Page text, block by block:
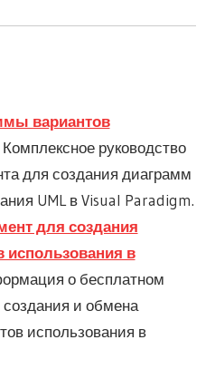
вариантов
Комплексное руководство
для создания диаграмм
UML в Visual Paradigm.
для создания
использования в
о бесплатном
и обмена
использования в